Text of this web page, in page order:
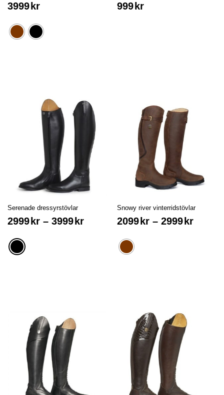
3999 kr 999 kr
Serenade dressyrstövlar
2999 kr – 3999 kr
Snowy river vinterridstövlar
2099 kr – 2999 kr